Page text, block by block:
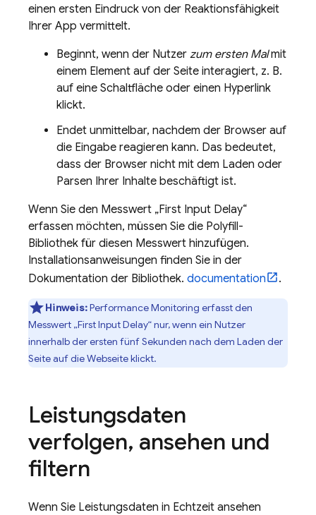
einen ersten Eindruck von der Reaktionsfähigkeit
Ihrer App vermittelt.
Beginnt, wenn der Nutzer zum ersten Malmit
einem Element auf der Seite interagiert, z. B.
auf eine Schaltfläche oder einen Hyperlink
klickt.
Endet unmittelbar, nachdem der Browser auf
die Eingabe reagieren kann. Das bedeutet,
dass der Browser nicht mit dem Laden oder
Parsen Ihrer Inhalte beschäftigt ist.
Wenn Sie den Messwert „First Input Delay“
erfassen möchten, müssen Sie die Polyfill-
Bibliothek für diesen Messwert hinzufügen.
Installationsanweisungen finden Sie in der
Dokumentation der Bibliothek. documentation .
Hinweis:Performance Monitoring erfasst den
Messwert „First Input Delay“ nur, wenn ein Nutzer
innerhalb der ersten fünf Sekunden nach dem Laden der
Seite auf die Webseite klickt.
Leistungsdaten
verfolgen, ansehen und
filtern
Wenn Sie Leistungsdaten in Echtzeit ansehen